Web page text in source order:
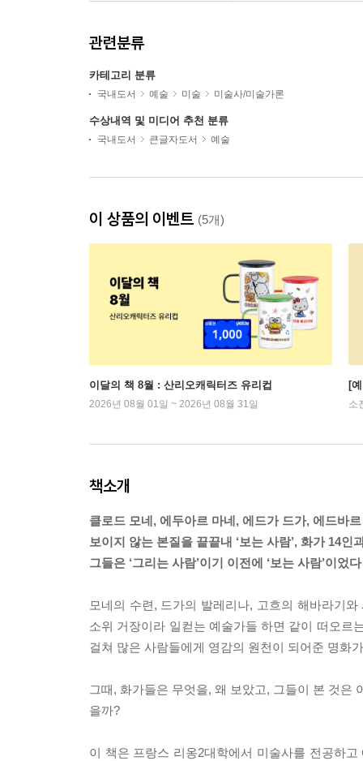
관련분류
카테고리 분류
국내도서 예술 미술 미술사/미술가론
수상내역 및 미디어 추천 분류
국내도서 큰글자도서 예술
이 상품의 이벤트 (5개)
이달의 책 8월 : 산리오캐릭터즈 유리컵
2026년 08월 01일 ~ 2026년 08월 31일
[
소
책소개
클로드 모네, 에두아르 마네, 에드가 드가, 에드바
보이지 않는 본질을 끝끝내 ‘보는 사람’, 화가 14인
그들은 ‘그리는 사람’이기 이전에 ‘보는 사람’이었다
모네의 수련, 드가의 발레리나, 고흐의 해바라기
소위 거장이라 일컫는 예술가들 하면 같이 떠오르
걸쳐 많은 사람들에게 영감의 원천이 되어준 명화
그때, 화가들은 무엇을, 왜 보았고, 그들이 본 것은
을까?
이 책은 프랑스 리옹2대학에서 미술사를 전공하